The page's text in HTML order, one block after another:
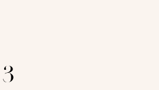
3